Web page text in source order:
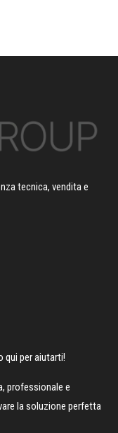
tecnica, vendita e
qui per aiutarti!
professionale e
la soluzione perfetta